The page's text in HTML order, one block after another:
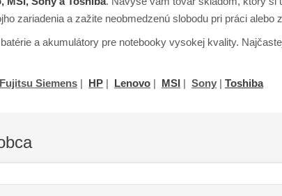
zariadenia a zažite neobmedzenú slobodu pri práci alebo
a akumulátory pre notebooky vysokej kvality.
Fujitsu Siemens | HP | Lenovo | MSI | Sony | Toshiba